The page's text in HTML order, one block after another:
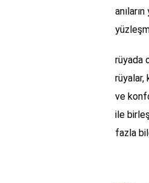
rüyada
rüyalar,
ve
ile
fazla